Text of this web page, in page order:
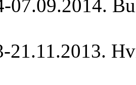
07.09.2014.
21.11.2013.